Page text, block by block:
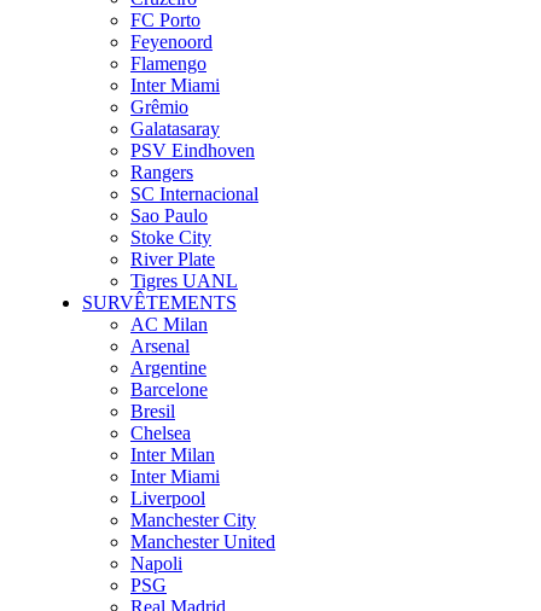
FC Porto
Feyenoord
Flamengo
Inter Miami
Grêmio
Galatasaray
PSV Eindhoven
Rangers
SC Internacional
Sao Paulo
Stoke City
River Plate
Tigres UANL
SURVÊTEMENTS
AC Milan
Arsenal
Argentine
Barcelone
Bresil
Chelsea
Inter Milan
Inter Miami
Liverpool
Manchester City
Manchester United
Napoli
PSG
Real Madrid